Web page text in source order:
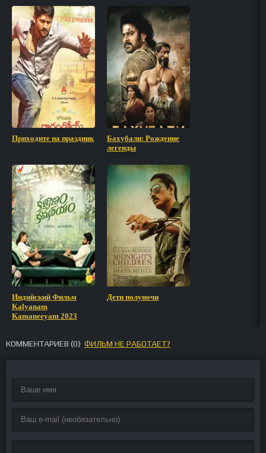
Приходите на праздник
Бахубали: Рождение
легенды
Индийский Фильм
Kalyanam
Kamaneeyam 2023
Дети полуночи
КОММЕНТАРИЕВ (0) ФИЛЬМ НЕ РАБОТАЕТ?